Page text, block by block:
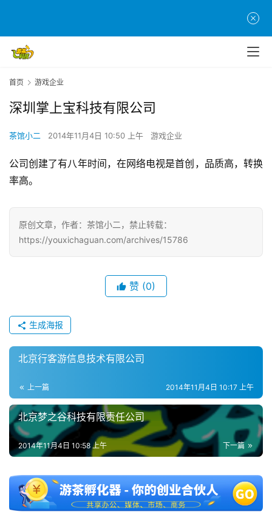
茶
创
戏
界
游
戏
戏
休
闲
戏
2
0
2
5
第
首页 游戏企业
深圳掌上宝科技有限公司
茶馆小二 2014年11月4日 10:50 上午 游戏企业
公司创建了有八年时间，在网络电视是首创，品质高，转换
率高。
原创文章，作者：茶馆小二，禁止转载：
https://youxichaguan.com/archives/15786
赞 (0)
生成海报
北京行客游信息技术有限公司
上一篇 2014年11月4日 10:17 上午
北京梦之谷科技有限责任公司
下一篇
2014年11月4日 10:58 上午